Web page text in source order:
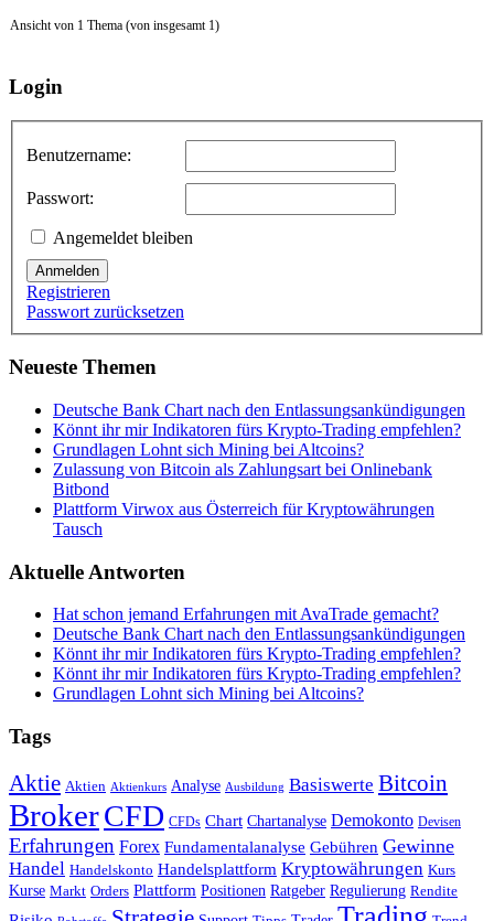
Ansicht von 1 Thema (von insgesamt 1)
Login
Benutzername:
Passwort:
Angemeldet bleiben
Anmelden
Registrieren
Passwort zurücksetzen
Neueste Themen
Deutsche Bank Chart nach den Entlassungsankündigungen
Könnt ihr mir Indikatoren fürs Krypto-Trading empfehlen?
Grundlagen Lohnt sich Mining bei Altcoins?
Zulassung von Bitcoin als Zahlungsart bei Onlinebank
Bitbond
Plattform Virwox aus Österreich für Kryptowährungen
Tausch
Aktuelle Antworten
Hat schon jemand Erfahrungen mit AvaTrade gemacht?
Deutsche Bank Chart nach den Entlassungsankündigungen
Könnt ihr mir Indikatoren fürs Krypto-Trading empfehlen?
Könnt ihr mir Indikatoren fürs Krypto-Trading empfehlen?
Grundlagen Lohnt sich Mining bei Altcoins?
Tags
Aktie Aktien Aktienkurs Analyse Ausbildung Basiswerte Bitcoin
BrokerCFD CFDs Chart Chartanalyse Demokonto Devisen
Erfahrungen Forex Fundamentalanalyse Gebühren Gewinne
Handel Handelskonto Handelsplattform Kryptowährungen Kurs
Kurse Markt Orders Plattform Positionen Ratgeber Regulierung Rendite